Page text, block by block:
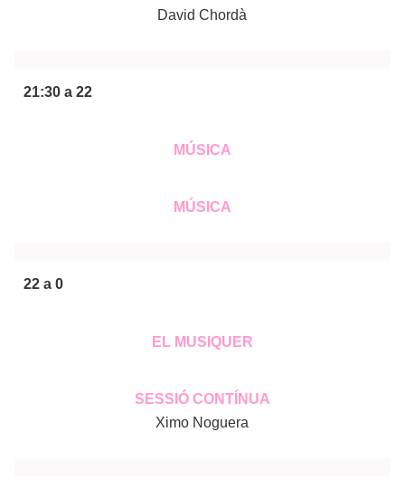
David Chordà
21:30 a 22
MÚSICA
MÚSICA
22 a 0
EL MUSIQUER
SESSIÓ CONTÍNUA
Ximo Noguera